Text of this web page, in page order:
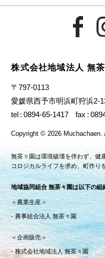
株式会社地域法人 無
〒797-0113
愛媛県西予市明浜町狩浜2-
tel
0894-65-1417 fax
Copyright© 2026 Muchachaen.
無茶々園は環境破壊を伴わず、健
コロジカルライフを求め、町作り
地域協同組合 無茶々園は以下の
＜農業生産＞
農事組合法人 無茶々園
＜企画販売＞
株式会社地域法人 無茶々園